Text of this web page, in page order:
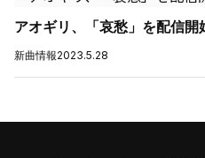
アオギリ、「哀愁」を配信開
新曲情報2023.5.28